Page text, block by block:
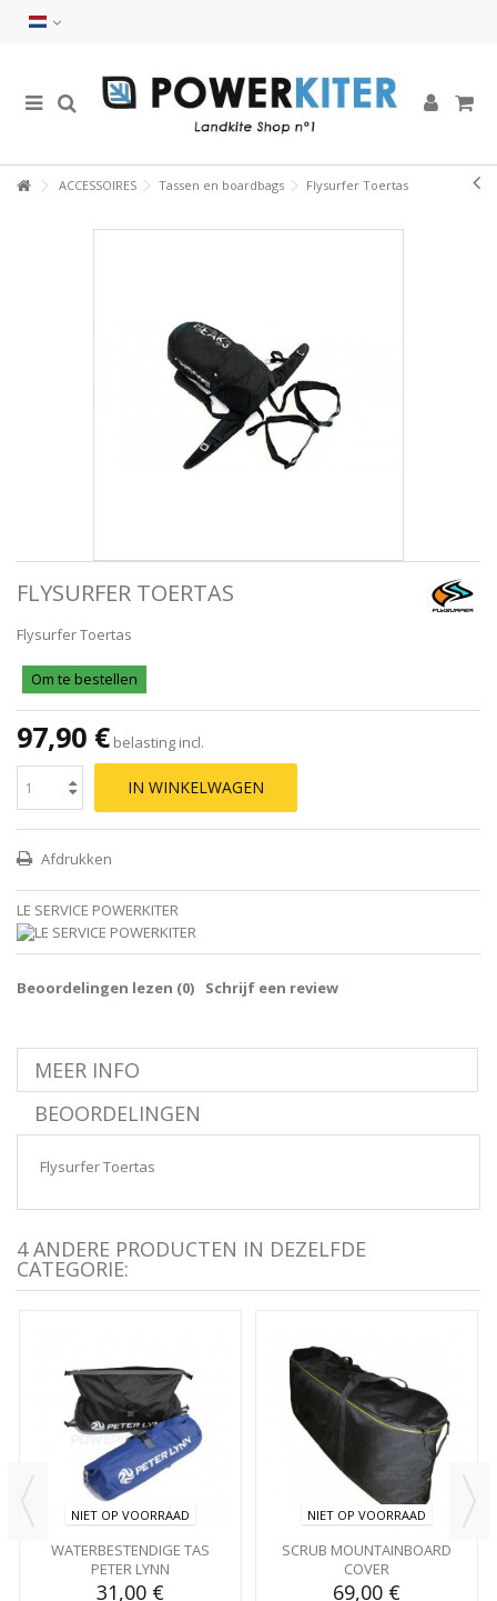
ACCESSOIRES Tassen en boardbags Flysurfer Toertas
FLYSURFER TOERTAS
Flysurfer Toertas
Om te bestellen
97,90 € belasting incl.
IN WINKELWAGEN
Afdrukken
LE SERVICE POWERKITER
Beoordelingen lezen (0) Schrijf een review
MEER INFO
BEOORDELINGEN
Flysurfer Toertas
4 ANDERE PRODUCTEN IN DEZELFDE
CATEGORIE:
NIET OP VOORRAAD
WATERBESTENDIGE TAS
PETER LYNN
31,00 €
NIET OP VOORRAAD
SCRUB MOUNTAINBOARD
COVER
69,00 €